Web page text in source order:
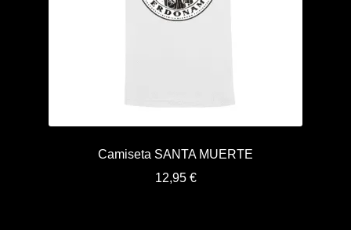
Camiseta SANTA MUERTE
12,95 €